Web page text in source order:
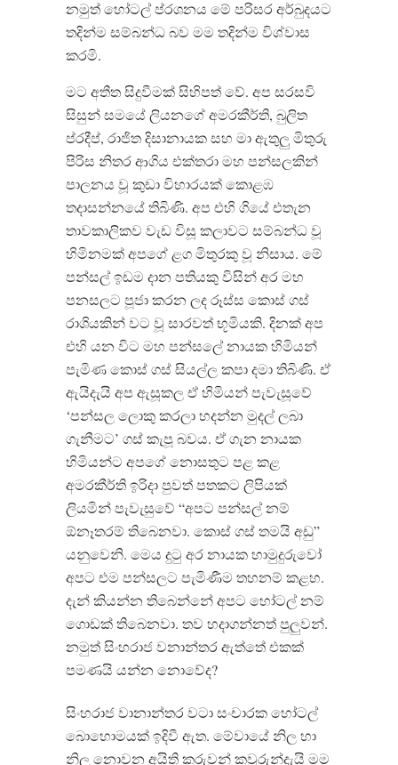
නමුත් හෝටල් ප්රශනය මේ පරිසර අර්බුදයට
තදින්ම සම්බන්ධ බව මම තදින්ම විශ්වාස
කරමි.
මට අතීත සිදුවීමක් සිහිපත් වේ. අප සරසවි
සිසුන් සමයේ ලියනගේ අමරකීර්ති, බුලිත
ප්රදීප්, රාජිත දිසානායක සහ මා ඇතුලු මිතුරු
පිරිස නිතර ආගිය එක්තරා මහ පන්සලකින්
පාලනය වූ කුඩා විහාරයක් කොළඹ
තදාසන්නයේ තිබිණි. අප එහි ගියේ එතැන
තාවකාලිකව වැඩ විසූ කලාවට සම්බන්ධ වූ
හිමිනමක් අපගේ ළග මිතුරකු වූ නිසාය. මේ
පන්සල් ඉඩම දාන පතියකු විසින් අර මහ
පනසලට පූජා කරන ලද රූස්ස කොස් ගස්
රාශියකින් වට වූ සාරවත් භූමියකි. දිනක් අප
එහි යන විට මහ පන්සලේ නායක හිමියන්
පැමිණ කොස් ගස් සියල්ල කපා දමා තිබිණි. ඒ
ඇයිදැයි අප ඇසූකල ඒ හිමියන් පැවැසූවේ
‘පන්සල ලොකු කරලා හදන්න මුදල් ලබා
ගැනීමට’ ගස් කැපූ බවය. ඒ ගැන නායක
හිමියන්ට අපගේ නොසතුට පළ කළ
අමරකීර්ති ඉරිදා පුවත් පතකට ලිපියක්
ලියමින් පැවැසුවේ “අපට පන්සල් නම්
ඕනෑතරම් තිබෙනවා. කොස් ගස් තමයි අඩු”
යනුවෙනි. මෙය දුටු අර නායක හාමුදුරුවෝ
අපට එම පන්සලට පැමිණීම තහනම් කළහ.
දැන් කියන්න තිබෙන්නේ අපට හෝටල් නම්
ගොඩක් තිබෙනවා. තව හදාගන්නත් පුලුවන්.
නමුත් සිංහරාජ වනාන්තර ඇත්තේ එකක්
පමණයි යන්න නොවේද?
සිංහරාජ වානාන්තර වටා සංචාරක හෝටල්
බොහොමයක් ඉදිවී ඇත. මේවායේ නිල හා
නිල නොවන අයිති කරුවන් කවුරුන්දැයි මම